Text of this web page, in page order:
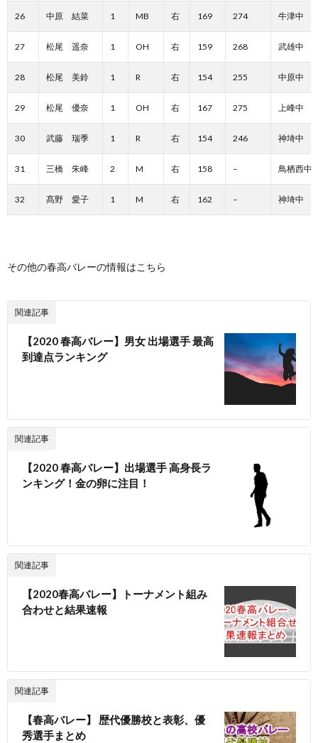
26 中原 結菜 1 MB 右 169 274 牛津中
27 松尾 遥奈 1 OH 右 159 268 武雄中
28 松尾 美鈴 1 R 右 154 255 中原中
29 松尾 優奈 1 OH 右 167 275 上峰中
30 武藤 瑞季 1 R 右 154 246 神埼中
31 三橋 朱峰 2 M 右 158 – 鳥栖西中
32 髙野 愛子 1 M 右 162 – 神埼中
その他の春高バレーの情報はこちら
関連記事
【2020 春高バレー】男女 出場選手 最高
到達点ランキング
関連記事
【2020 春高バレー】出場選手 高身長ラ
ンキング！金の卵に注目！
関連記事
【2020春高バレー】トーナメント組み
合わせと結果速報
関連記事
【春高バレー】 歴代優勝校と表彰、優
秀選手まとめ